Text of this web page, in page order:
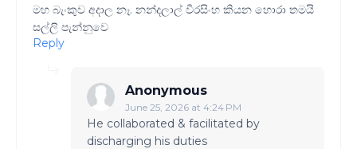
මහ බැංකුව අදාල නෑ. නන්දලාල් වීරසිංහ කියන හොරා තමයි
සල්ලි පැන්නුවෙ
Reply
Anonymous
June 25, 2026 at 4:24 PM
He collaborated & facilitated by
discharging his duties